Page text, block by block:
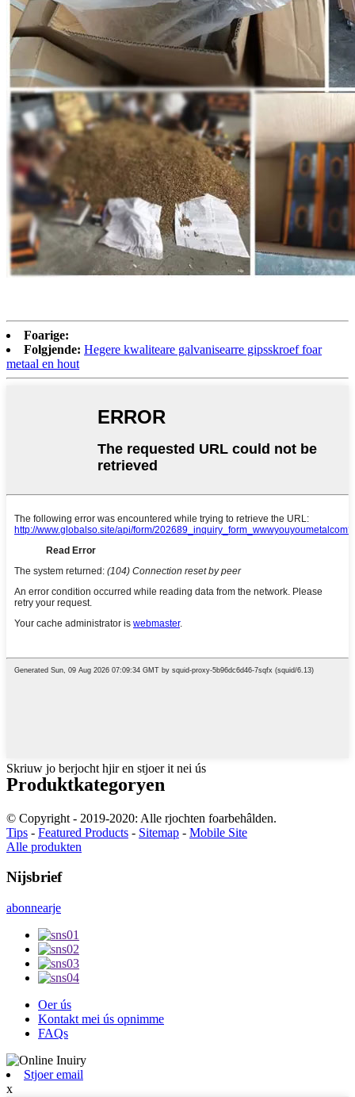
Foarige:
Folgjende: Hegere kwaliteare galvanisearre gipsskroef foar
metaal en hout
Skriuw jo berjocht hjir en stjoer it nei ús
Produktkategoryen
© Copyright - 2019-2020: Alle rjochten foarbehâlden.
Tips - Featured Products - Sitemap - Mobile Site
Alle produkten
Nijsbrief
abonnearje
Oer ús
Kontakt mei ús opnimme
FAQs
Stjoer email
x